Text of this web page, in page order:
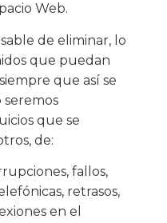
Web.
de eliminar, lo
que puedan
que así se
seremos
que se
de:
fallos,
retrasos,
en el